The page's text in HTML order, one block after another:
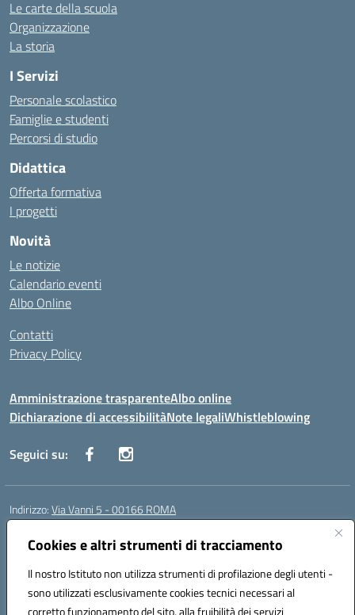
Cookies e altri strumenti di tracciamento
Il nostro Istituto non utilizza strumenti di profilazione degli utenti -
sono utilizzati esclusivamente cookies tecnici necessari al
corretto funzionamento del sito, alla fruibilità dei servizi
Le carte della scuola
Organizzazione
La storia
I Servizi
Personale scolastico
Famiglie e studenti
Percorsi di studio
Didattica
Offerta formativa
I progetti
Novità
Le notizie
Calendario eventi
Albo Online
Contatti
Privacy Policy
Amministrazione trasparenteAlbo online
Dichiarazione di accessibilitàNote legaliWhistleblowing
Seguici su:
Indirizzo:Via Vanni 5 - 00166 ROMA
Centralino:
Posta elettronica certificata (PEC):RMIC86500P@pec.istruzione.it
Codice fiscale: 97197050582
Codice meccanografico:RMIC86500P
Codice Indice delle Pubbliche Amministrazioni (IPA): istsc_RMIC86500P